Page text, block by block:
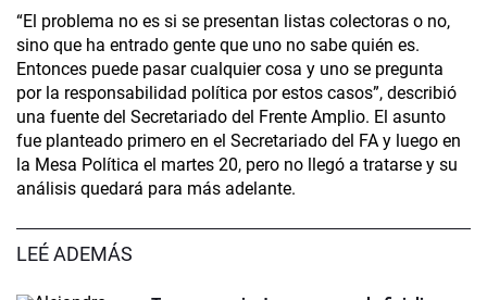
“El problema no es si se presentan listas colectoras o no,
sino que ha entrado gente que uno no sabe quién es.
Entonces puede pasar cualquier cosa y uno se pregunta
por la responsabilidad política por estos casos”, describió
una fuente del Secretariado del Frente Amplio. El asunto
fue planteado primero en el Secretariado del FA y luego en
la Mesa Política el martes 20, pero no llegó a tratarse y su
análisis quedará para más adelante.
LEÉ ADEMÁS